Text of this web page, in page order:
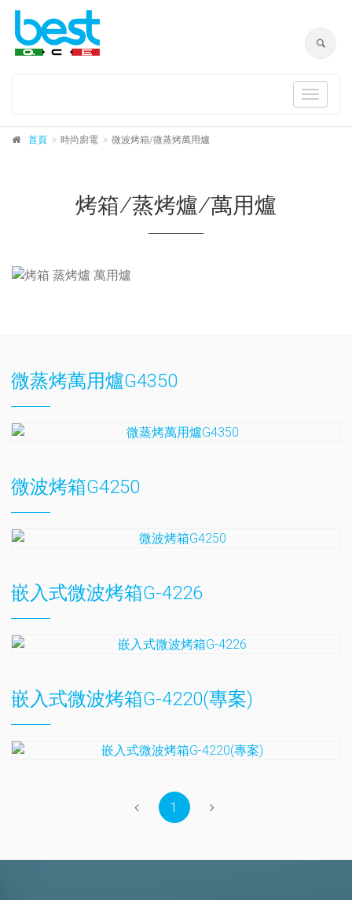
Toggle
首頁 時尚廚電 微波烤箱/微蒸烤萬用爐
烤箱/蒸烤爐/萬用爐
微蒸烤萬用爐G4350
微波烤箱G4250
嵌入式微波烤箱G-4226
嵌入式微波烤箱G-4220(專案)
1